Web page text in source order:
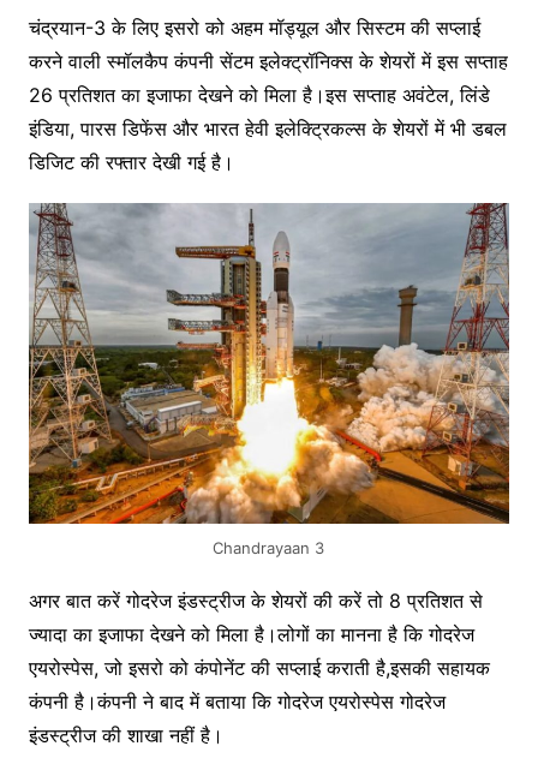
चंद्रयान-3 के लिए इसरो को अहम मॉड्यूल और सिस्टम की सप्लाई
करने वाली स्मॉलकैप कंपनी सेंटम इलेक्ट्रॉनिक्स के शेयरों में इस सप्ताह
26 प्रतिशत का इजाफा देखने को मिला है।इस सप्ताह अवंटेल, लिंडे
इंडिया, पारस डिफेंस और भारत हेवी इलेक्ट्रिकल्स के शेयरों में भी डबल
डिजिट की रफ्तार देखी गई है।
Chandrayaan 3
अगर बात करें गोदरेज इंडस्ट्रीज के शेयरों की करें तो 8 प्रतिशत से
ज्यादा का इजाफा देखने को मिला है।लोगों का मानना है कि गोदरेज
एयरोस्पेस, जो इसरो को कंपोनेंट की सप्लाई कराती है,इसकी सहायक
कंपनी है।कंपनी ने बाद में बताया कि गोदरेज एयरोस्पेस गोदरेज
इंडस्ट्रीज की शाखा नहीं है।